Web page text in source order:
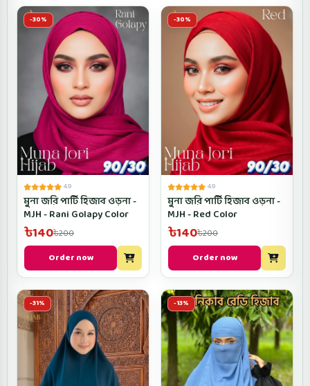
-30%
4.9
মুনা জরি পার্টি হিজাব ওড়না -
MJH - Rani Golapy Color
৳140৳200
Order now
-30%
4.9
মুনা জরি পার্টি হিজাব ওড়না -
MJH - Red Color
৳140৳200
Order now
-31% -13%